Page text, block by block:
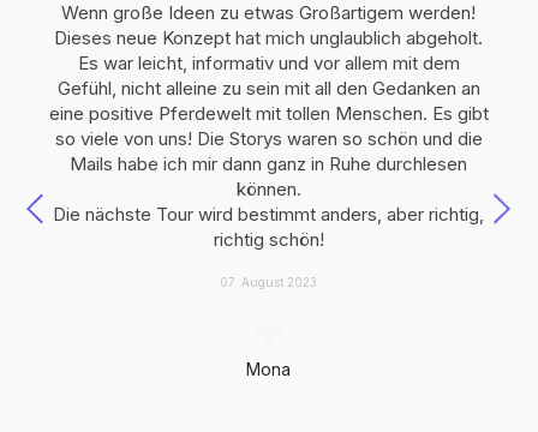
Mona
Wenn große Ideen zu etwas Großartigem werden!
Dieses neue Konzept hat mich unglaublich abgeholt.
Es war leicht, informativ und vor allem mit dem
Gefühl, nicht alleine zu sein mit all den Gedanken an
eine positive Pferdewelt mit tollen Menschen. Es gibt
so viele von uns! Die Storys waren so schön und die
Mails habe ich mir dann ganz in Ruhe durchlesen
können.
Die nächste Tour wird bestimmt anders, aber richtig,
richtig schön!
07. August 2023